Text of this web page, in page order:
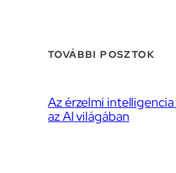
TOVÁBBI POSZTOK
Az érzelmi
az AI világában